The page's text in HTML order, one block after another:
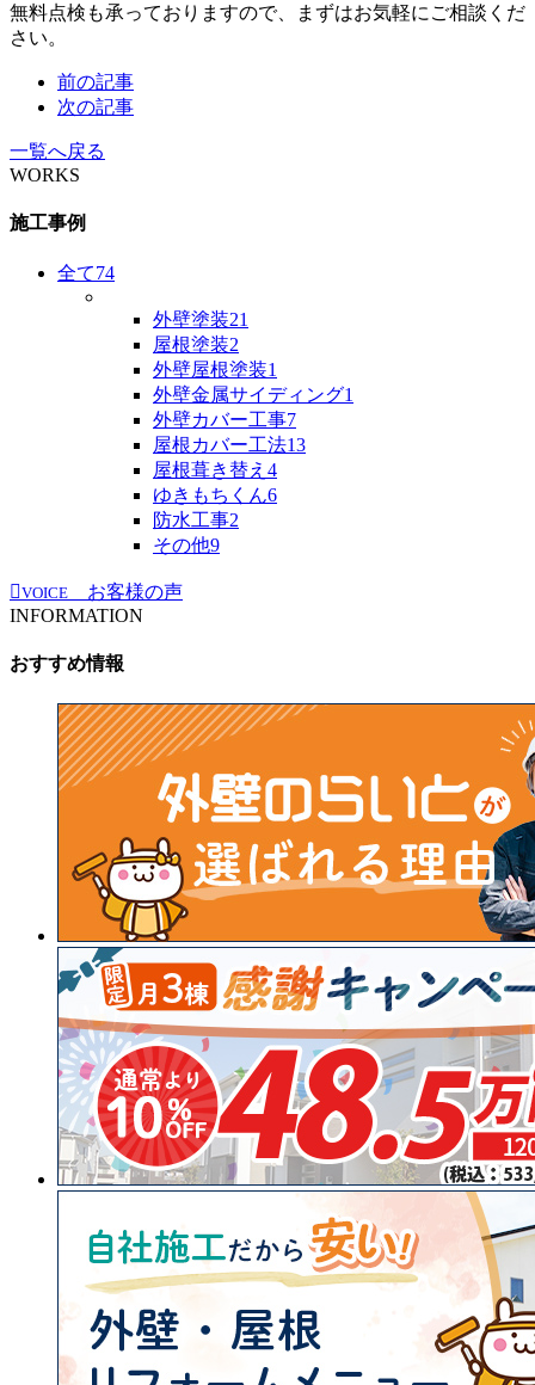
無料点検も承っておりますので、まずはお気軽にご相談くだ
さい。
前の記事
次の記事
一覧へ戻る
WORKS
施工事例
全て74
外壁塗装21
屋根塗装2
外壁屋根塗装1
外壁金属サイディング1
外壁カバー工事7
屋根カバー工法13
屋根葺き替え 4
ゆきもちくん6
防水工事2
その他9
VOICE
お客様の声
INFORMATION
おすすめ情報